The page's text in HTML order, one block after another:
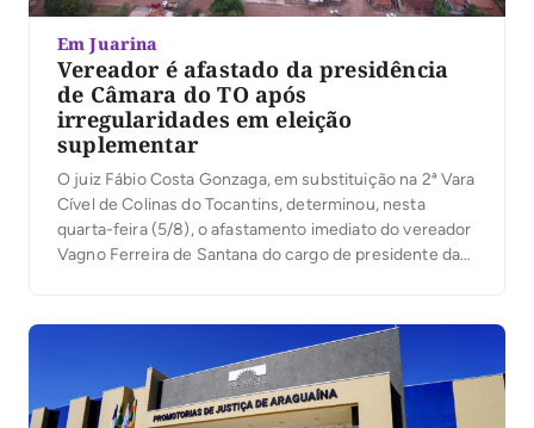
Em Juarina
Vereador é afastado da presidência
de Câmara do TO após
irregularidades em eleição
suplementar
O juiz Fábio Costa Gonzaga, em substituição na 2ª Vara
Cível de Colinas do Tocantins, determinou, nesta
quarta-feira (5/8), o afastamento imediato do vereador
Vagno Ferreira de Santana do cargo de presidente da
exclusivamente da função de presidente. Conforme